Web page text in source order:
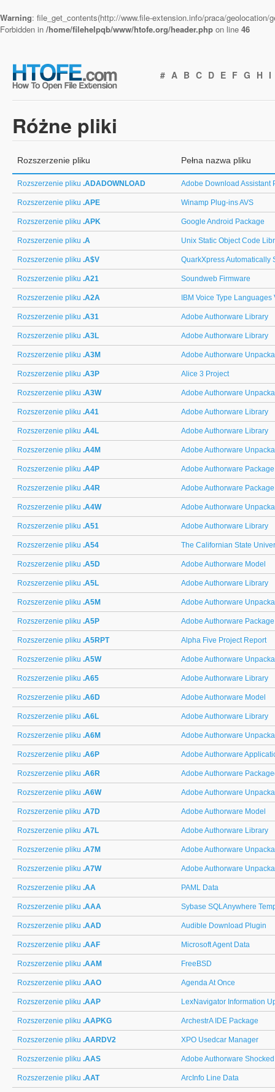
Warning: file_get_contents(http://www.file-extension.info/praca/
Forbidden in /home/filehelpqb/www/htofe.org/header.php on line 46
# A B C D E F G H I
Różne pliki
Rozszerzenie pliku Pełna nazwa pliku
Rozszerzenie pliku .ADADOWNLOAD Adobe Download Assistant
Rozszerzenie pliku .APE Winamp Plug-ins AVS
Rozszerzenie pliku .APK Google Android Package
Rozszerzenie pliku .A Unix Static Object Code
Rozszerzenie pliku .A$V QuarkXpress Automatically
Rozszerzenie pliku .A21 Soundweb Firmware
Rozszerzenie pliku .A2A IBM Voice Type Languages
Rozszerzenie pliku .A31 Adobe Authorware Library
Rozszerzenie pliku .A3L Adobe Authorware Library
Rozszerzenie pliku .A3M Adobe Authorware
Rozszerzenie pliku .A3P Alice 3 Project
Rozszerzenie pliku .A3W Adobe Authorware
Rozszerzenie pliku .A41 Adobe Authorware Library
Rozszerzenie pliku .A4L Adobe Authorware Library
Rozszerzenie pliku .A4M Adobe Authorware
Rozszerzenie pliku .A4P Adobe Authorware
Rozszerzenie pliku .A4R Adobe Authorware
Rozszerzenie pliku .A4W Adobe Authorware
Rozszerzenie pliku .A51 Adobe Authorware Library
Rozszerzenie pliku .A54 The Californian State
Rozszerzenie pliku .A5D Adobe Authorware Model
Rozszerzenie pliku .A5L Adobe Authorware Library
Rozszerzenie pliku .A5M Adobe Authorware
Rozszerzenie pliku .A5P Adobe Authorware
Rozszerzenie pliku .A5RPT Alpha Five Project Report
Rozszerzenie pliku .A5W Adobe Authorware
Rozszerzenie pliku .A65 Adobe Authorware Library
Rozszerzenie pliku .A6D Adobe Authorware Model
Rozszerzenie pliku .A6L Adobe Authorware Library
Rozszerzenie pliku .A6M Adobe Authorware
Rozszerzenie pliku .A6P Adobe Authorware
Rozszerzenie pliku .A6R Adobe Authorware
Rozszerzenie pliku .A6W Adobe Authorware
Rozszerzenie pliku .A7D Adobe Authorware Model
Rozszerzenie pliku .A7L Adobe Authorware Library
Rozszerzenie pliku .A7M Adobe Authorware
Rozszerzenie pliku .A7W Adobe Authorware
Rozszerzenie pliku .AA PAML Data
Rozszerzenie pliku .AAA Sybase SQLAnywhere
Rozszerzenie pliku .AAD Audible Download Plugin
Rozszerzenie pliku .AAF Microsoft Agent Data
Rozszerzenie pliku .AAM FreeBSD
Rozszerzenie pliku .AAO Agenda At Once
Rozszerzenie pliku .AAP LexNavigator Information
Rozszerzenie pliku .AAPKG ArchestrA IDE Package
Rozszerzenie pliku .AARDV2 XPO Usedcar Manager
Rozszerzenie pliku .AAS Adobe Authorware
Rozszerzenie pliku .AAT ArcInfo Line Data